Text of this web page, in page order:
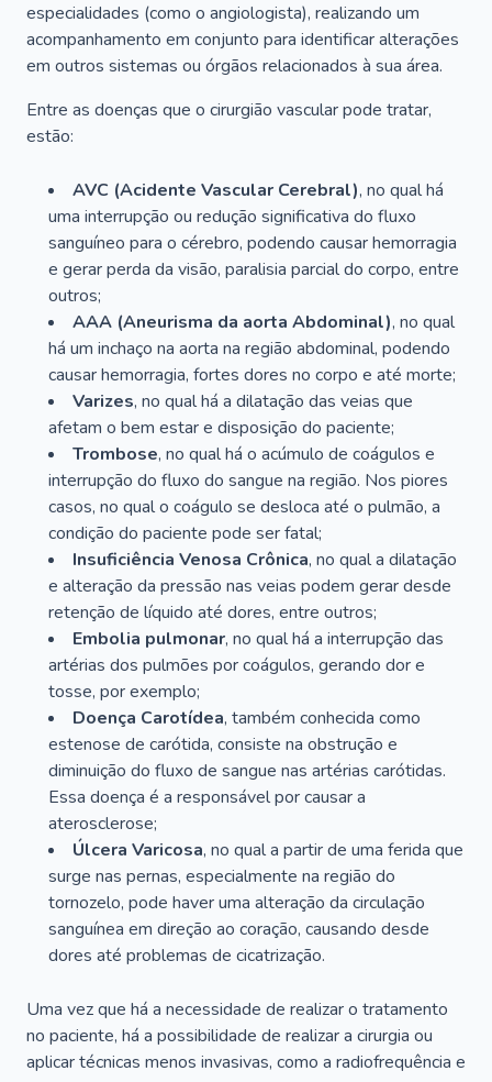
especialidades (como o angiologista), realizando um
acompanhamento em conjunto para identificar alterações
em outros sistemas ou órgãos relacionados à sua área.
Entre as doenças que o cirurgião vascular pode tratar,
estão:
AVC (Acidente Vascular Cerebral), no qual há
uma interrupção ou redução significativa do fluxo
sanguíneo para o cérebro, podendo causar hemorragia
e gerar perda da visão, paralisia parcial do corpo, entre
outros;
AAA (Aneurisma da aorta Abdominal), no qual
há um inchaço na aorta na região abdominal, podendo
causar hemorragia, fortes dores no corpo e até morte;
Varizes, no qual há a dilatação das veias que
afetam o bem estar e disposição do paciente;
Trombose, no qual há o acúmulo de coágulos e
interrupção do fluxo do sangue na região. Nos piores
casos, no qual o coágulo se desloca até o pulmão, a
condição do paciente pode ser fatal;
Insuficiência Venosa Crônica, no qual a dilatação
e alteração da pressão nas veias podem gerar desde
retenção de líquido até dores, entre outros;
Embolia pulmonar, no qual há a interrupção das
artérias dos pulmões por coágulos, gerando dor e
tosse, por exemplo;
Doença Carotídea, também conhecida como
estenose de carótida, consiste na obstrução e
diminuição do fluxo de sangue nas artérias carótidas.
Essa doença é a responsável por causar a
aterosclerose;
Úlcera Varicosa, no qual a partir de uma ferida que
surge nas pernas, especialmente na região do
tornozelo, pode haver uma alteração da circulação
sanguínea em direção ao coração, causando desde
dores até problemas de cicatrização.
Uma vez que há a necessidade de realizar o tratamento
no paciente, há a possibilidade de realizar a cirurgia ou
aplicar técnicas menos invasivas, como a radiofrequência e